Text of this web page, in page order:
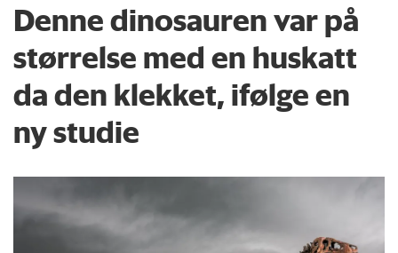
Denne dinosauren var på
størrelse med en huskatt
da den klekket, ifølge en
ny studie